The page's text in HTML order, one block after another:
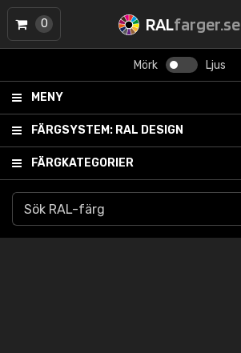
RALfarger.se
Mörk Ljus
MENY
FÄRGSYSTEM: RAL DESIGN
FÄRGKATEGORIER
0